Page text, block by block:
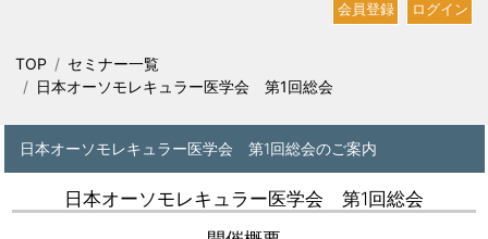
ログイン
会員登録
TOP
セミナー一覧
日本オーソモレキュラー医学会 第1回総会
日本オーソモレキュラー医学会 第1回総会のご案内
日本オーソモレキュラー医学会 第1回総会